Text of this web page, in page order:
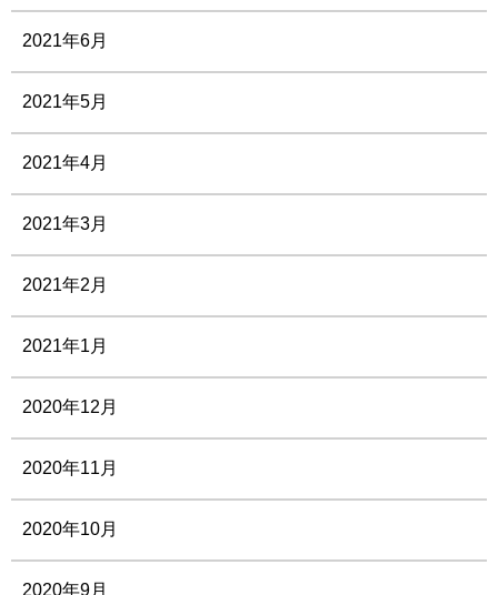
2021年6月
2021年5月
2021年4月
2021年3月
2021年2月
2021年1月
2020年12月
2020年11月
2020年10月
2020年9月